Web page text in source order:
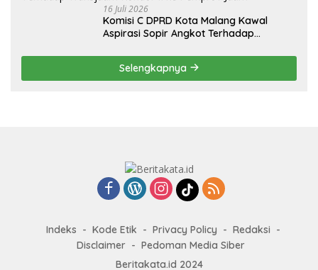
16 Juli 2026
Komisi C DPRD Kota Malang Kawal
Aspirasi Sopir Angkot Terhadap
Selengkapnya
Indeks Kode Etik Privacy Policy
Redaksi
Disclaimer
Pedoman Media Siber
Beritakata.id 2024